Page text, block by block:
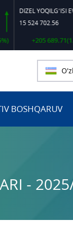
DIZEL YOQILG‘ISI EVRO-L II K-4 SSDF
15 524 702.56
+205 689.71(1.34%)
BOSHQARUV
-